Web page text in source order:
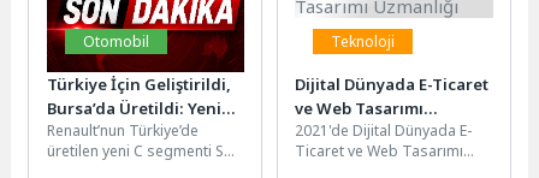
Otomobil
Türkiye İçin Geliştirildi,
Bursa’da Üretildi: Yeni
Renault Boreal Yollara
Çıkıyor
Renault’nun Türkiye’de
üretilen yeni C segmenti SUV
Teknoloji
Dijital Dünyada E-Ticaret
ve Web Tasarımı
Uzmanlığı
2021'de Dijital Dünyada E-
Ticaret ve Web Tasarımı